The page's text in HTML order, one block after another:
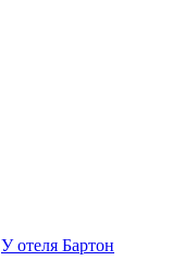
У отеля Бартон